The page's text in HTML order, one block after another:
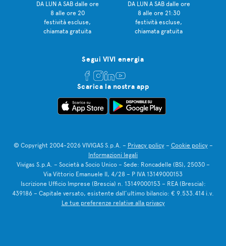
DA LUN A SAB dalle ore
8 alle ore 20
festività escluse,
chiamata gratuita
DA LUN A SAB dalle ore
8 alle ore 21:30
festività escluse,
chiamata gratuita
Segui VIVI energia
Scarica la nostra app
© Copyright 2004-2026 VIVIGAS S.p.A. – Privacy policy– Cookie policy–
Informazioni legali
Vivigas S.p.A. – Società a Socio Unico – Sede: Roncadelle (BS), 25030 –
Via Vittorio Emanuele II, 4/28 – P IVA 13149000153
Iscrizione Ufficio Imprese (Brescia) n. 13149000153 – REA (Brescia):
439186 – Capitale versato, esistente dall’ultimo bilancio: € 9.533.414 i.v.
Le tue preferenze relative alla privacy